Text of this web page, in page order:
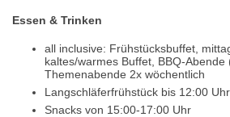
Essen & Trinken
all inclusive: Frühstücksbuffet,
kaltes/warmes Buffet, BBQ-Abende
Themenabende 2x wöchentlich
Langschläferfrühstück bis 12:00 Uhr
Snacks von 15:00-17:00 Uhr